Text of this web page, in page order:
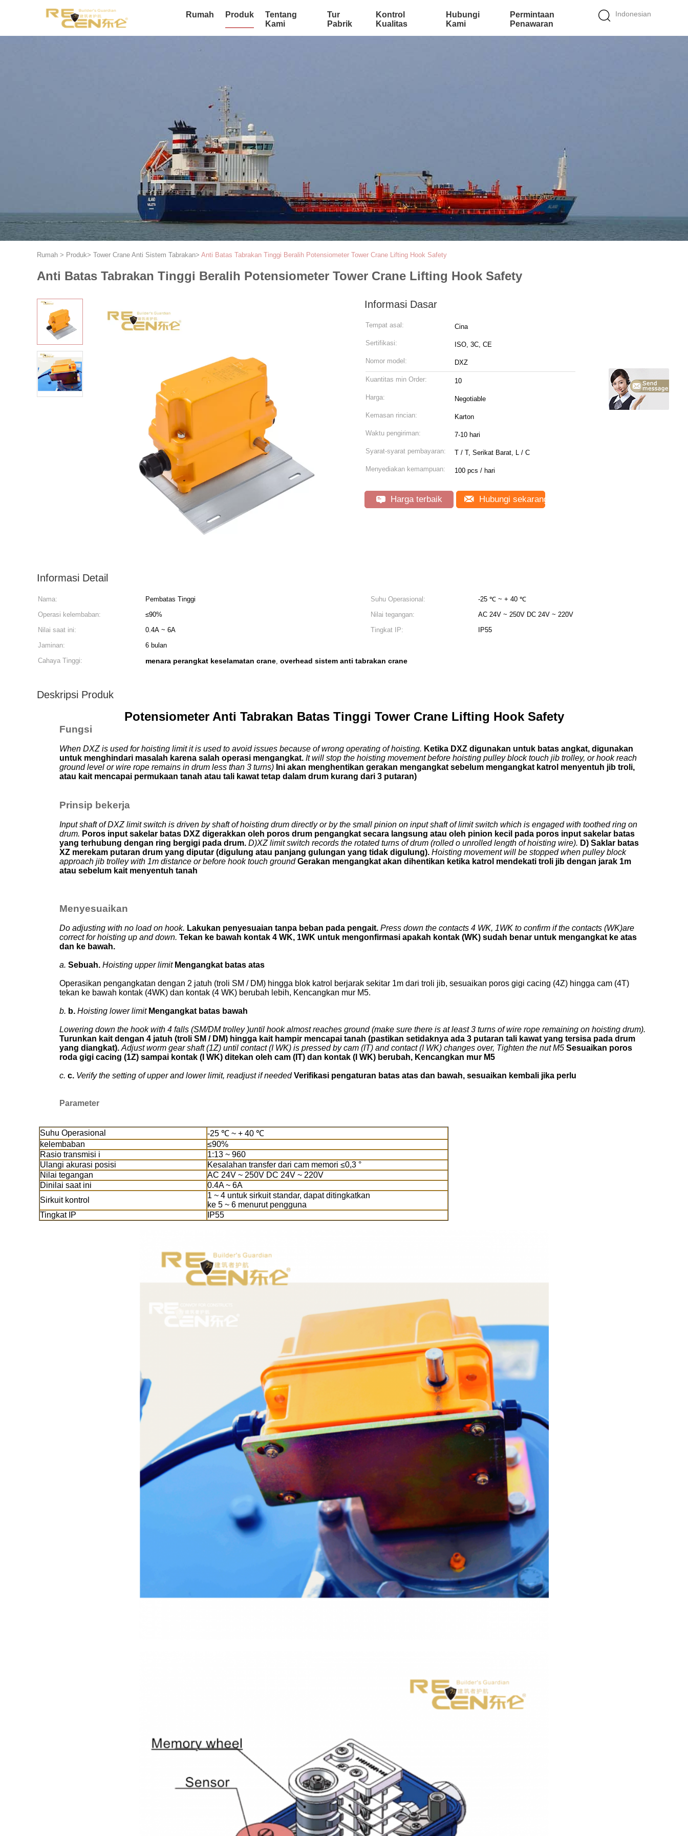
Indonesian
Rumah Produk
Tentang
Kami
Tur
Pabrik
Kontrol
Kualitas
Hubungi
Kami
Permintaan
Penawaran
Rumah > Produk> Tower Crane Anti Sistem Tabrakan> Anti Batas Tabrakan Tinggi Beralih Potensiometer Tower Crane Lifting Hook Safety
Anti Batas Tabrakan Tinggi Beralih Potensiometer Tower Crane Lifting Hook Safety
Informasi Dasar
Tempat asal: Cina
Sertifikasi: ISO, 3C, CE
Nomor model: DXZ
Kuantitas min Order: 10
Harga: Negotiable
Kemasan rincian: Karton
Waktu pengiriman: 7-10 hari
Syarat-syarat pembayaran: T / T, Serikat Barat, L / C
Menyediakan kemampuan: 100 pcs / hari
Harga terbaik Hubungi sekarang
Informasi Detail
Nama: Pembatas Tinggi Suhu Operasional:
-25 ℃ ~ + 40 ℃
Operasi kelembaban:
≤90% Nilai tegangan:
AC 24V ~ 250V DC 24V ~ 220V
Nilai saat ini:
0.4A ~ 6A Tingkat IP:
IP55
Jaminan:
6 bulan
Cahaya Tinggi:
menara perangkat keselamatan crane, overhead sistem anti tabrakan crane
Deskripsi Produk
Potensiometer Anti Tabrakan Batas Tinggi Tower Crane Lifting Hook Safety
Fungsi
When DXZ is used for hoisting limit it is used to avoid issues because of wrong operating of hoisting. Ketika DXZ digunakan untuk batas angkat, digunakan
untuk menghindari masalah karena salah operasi mengangkat. It will stop the hoisting movement before hoisting pulley block touch jib trolley, or hook reach
ground level or wire rope remains in drum less than 3 turns) Ini akan menghentikan gerakan mengangkat sebelum mengangkat katrol menyentuh jib troli,
atau kait mencapai permukaan tanah atau tali kawat tetap dalam drum kurang dari 3 putaran)
Prinsip bekerja
Input shaft of DXZ limit switch is driven by shaft of hoisting drum directly or by the small pinion on input shaft of limit switch which is engaged with toothed ring on
drum. Poros input sakelar batas DXZ digerakkan oleh poros drum pengangkat secara langsung atau oleh pinion kecil pada poros input sakelar batas
yang terhubung dengan ring bergigi pada drum. D)XZ limit switch records the rotated turns of drum (rolled o unrolled length of hoisting wire). D) Saklar batas
XZ merekam putaran drum yang diputar (digulung atau panjang gulungan yang tidak digulung). Hoisting movement will be stopped when pulley block
approach jib trolley with 1m distance or before hook touch ground Gerakan mengangkat akan dihentikan ketika katrol mendekati troli jib dengan jarak 1m
atau sebelum kait menyentuh tanah
Menyesuaikan
Do adjusting with no load on hook. Lakukan penyesuaian tanpa beban pada pengait. Press down the contacts 4 WK, 1WK to confirm if the contacts (WK)are
correct for hoisting up and down. Tekan ke bawah kontak 4 WK, 1WK untuk mengonfirmasi apakah kontak (WK) sudah benar untuk mengangkat ke atas
dan ke bawah.
a. Sebuah. Hoisting upper limit Mengangkat batas atas
Operasikan pengangkatan dengan 2 jatuh (troli SM / DM) hingga blok katrol berjarak sekitar 1m dari troli jib, sesuaikan poros gigi cacing (4Z) hingga cam (4T)
tekan ke bawah kontak (4WK) dan kontak (4 WK) berubah lebih, Kencangkan mur M5.
b. b. Hoisting lower limit Mengangkat batas bawah
Lowering down the hook with 4 falls (SM/DM trolley )until hook almost reaches ground (make sure there is at least 3 turns of wire rope remaining on hoisting drum).
Turunkan kait dengan 4 jatuh (troli SM / DM) hingga kait hampir mencapai tanah (pastikan setidaknya ada 3 putaran tali kawat yang tersisa pada drum
yang diangkat). Adjust worm gear shaft (1Z) until contact (I WK) is pressed by cam (IT) and contact (I WK) changes over, Tighten the nut M5 Sesuaikan poros
roda gigi cacing (1Z) sampai kontak (I WK) ditekan oleh cam (IT) dan kontak (I WK) berubah, Kencangkan mur M5
c. c. Verify the setting of upper and lower limit, readjust if needed Verifikasi pengaturan batas atas dan bawah, sesuaikan kembali jika perlu
Parameter
Suhu Operasional
-25 ℃ ~ + 40 ℃
kelembaban
≤90%
Rasio transmisi i
1:13 ~ 960
Ulangi akurasi posisi
Kesalahan transfer dari cam memori ≤0,3 °
Nilai tegangan
AC 24V ~ 250V DC 24V ~ 220V
Dinilai saat ini
0.4A ~ 6A
Sirkuit kontrol
1 ~ 4 untuk sirkuit standar, dapat ditingkatkan
ke 5 ~ 6 menurut pengguna
Tingkat IP
IP55